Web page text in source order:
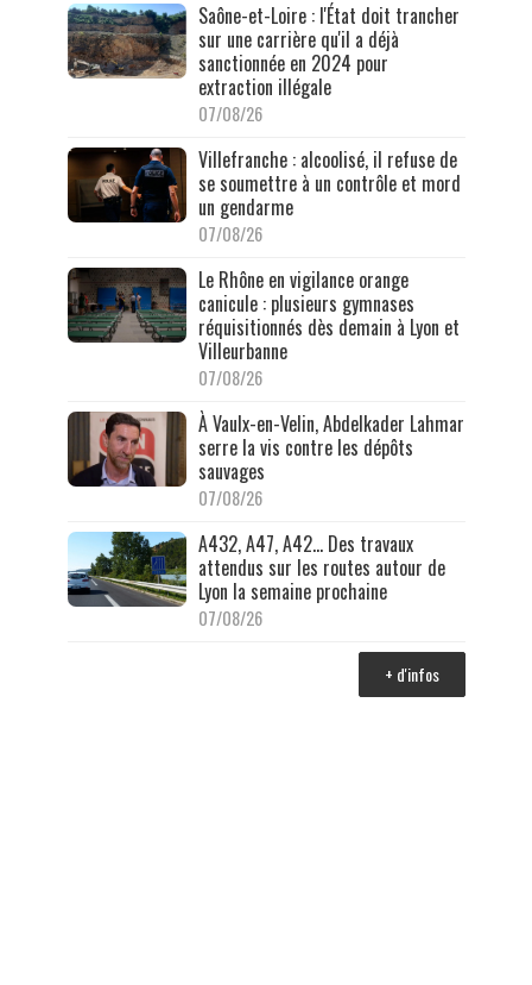
Saône-et-Loire : l'État doit trancher
sur une carrière qu'il a déjà
sanctionnée en 2024 pour
extraction illégale
07/08/26
Villefranche : alcoolisé, il refuse de
se soumettre à un contrôle et mord
un gendarme
07/08/26
Le Rhône en vigilance orange
canicule : plusieurs gymnases
réquisitionnés dès demain à Lyon et
Villeurbanne
07/08/26
À Vaulx-en-Velin, Abdelkader Lahmar
serre la vis contre les dépôts
sauvages
07/08/26
A432, A47, A42… Des travaux
attendus sur les routes autour de
Lyon la semaine prochaine
07/08/26
+ d'infos